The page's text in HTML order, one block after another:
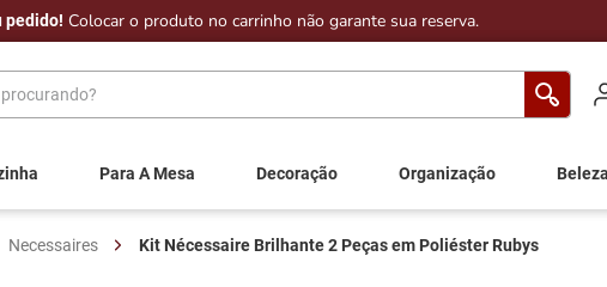
pedido! Colocar o produto no carrinho não garante sua reserva.
Para A Mesa Decoração Organização
Necessaires Kit Nécessaire Brilhante 2 Peças em Poliéster Rubys